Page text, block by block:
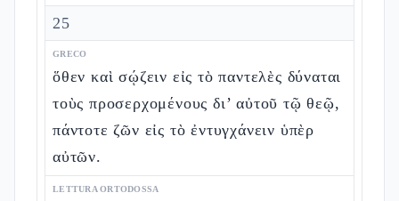
25
GRECO
ὅθεν καὶ σῴζειν εἰς τὸ παντελὲς δύναται
τοὺς προσερχομένους δι’ αὐτοῦ τῷ θεῷ,
πάντοτε ζῶν εἰς τὸ ἐντυγχάνειν ὑπὲρ
αὐτῶν.
LETTURA ORTODOSSA